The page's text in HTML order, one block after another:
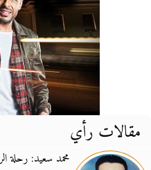
مقالات رأي
محمد سعيد: رحلة